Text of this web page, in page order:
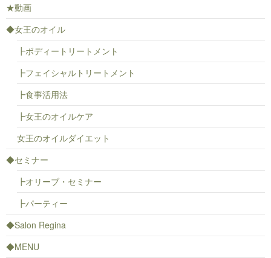
★動画
◆女王のオイル
┣ボディートリートメント
┣フェイシャルトリートメント
┣食事活用法
┣女王のオイルケア
女王のオイルダイエット
◆セミナー
┣オリーブ・セミナー
┣パーティー
◆Salon Regina
◆MENU